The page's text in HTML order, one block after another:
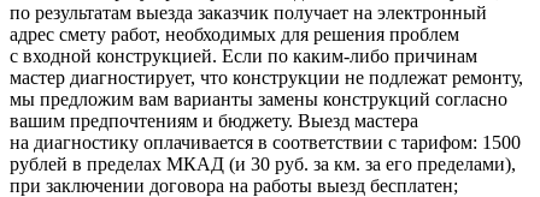
по результатам выезда заказчик получает на электронный
адрес смету работ, необходимых для решения проблем
с входной конструкцией. Если по каким-либо причинам
мастер диагностирует, что конструкции не подлежат ремонту,
мы предложим вам варианты замены конструкций согласно
вашим предпочтениям и бюджету. Выезд мастера
на диагностику оплачивается в соответствии с тарифом: 1500
рублей в пределах МКАД (и 30 руб. за км. за его пределами),
при заключении договора на работы выезд бесплатен;